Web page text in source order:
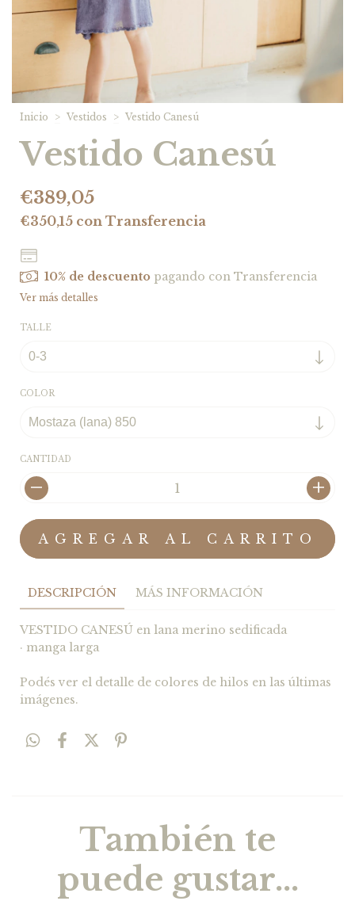
Inicio > Vestidos > Vestido Canesú
Vestido Canesú
€389,05
€350,15 con Transferencia
10% de descuento pagando con Transferencia
Ver más detalles
TALLE
COLOR
CANTIDAD
DESCRIPCIÓN MÁS INFORMACIÓN
VESTIDO CANESÚ en lana merino sedificada
· manga larga
Podés ver el detalle de colores de hilos en las últimas
imágenes.
También te
puede gustar...